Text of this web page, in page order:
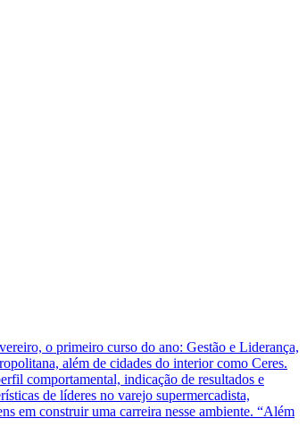
o primeiro curso do ano: Gestão e Liderança,
além de cidades do interior como Ceres.
comportamental, indicação de resultados e
de líderes no varejo supermercadista,
em construir uma carreira nesse ambiente. “Além